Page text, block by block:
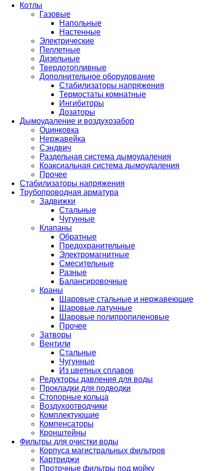
Котлы
Газовые
Напольные
Настенные
Электрические
Пеллетные
Дизельные
Твердотопливные
Дополнительное оборудование
Стабилизаторы напряжения
Термостаты комнатные
Ингибиторы
Дозаторы
Дымоудаление и воздухозабор
Оцинковка
Нержавейка
Сэндвич
Раздельная система дымоудаления
Коаксиальная система дымоудаления
Прочее
Стабилизаторы напряжения
Трубопроводная арматура
Задвижки
Стальные
Чугунные
Клапаны
Обратные
Предохранительные
Электромагнитные
Смесительные
Разные
Балансировочные
Краны
Шаровые стальные и нержавеющие
Шаровые латунные
Шаровые полипропиленовые
Прочее
Затворы
Вентили
Стальные
Чугунные
Из цветных сплавов
Редукторы давления для воды
Прокладки для подводки
Стопорные кольца
Воздухоотводчики
Комплектующие
Компенсаторы
Кронштейны
Фильтры для очистки воды
Корпуса магистральных фильтров
Картриджи
Проточные фильтры под мойку